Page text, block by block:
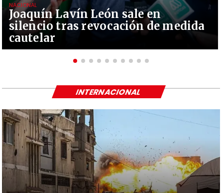
Joaquín Lavín León sale en
silencio tras revocación de medida
cautelar
NACIONAL
INTERNACIONAL